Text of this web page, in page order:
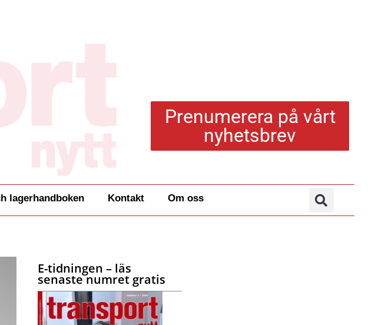
Prenumerera på vårt
nyhetsbrev
lagerhandboken Kontakt Om oss
E-tidningen – läs
senaste numret gratis